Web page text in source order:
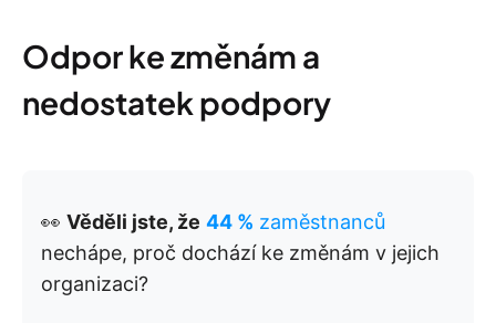
Odpor ke změnám a
nedostatek podpory
👀 Věděli jste, že 44 % zaměstnanců
nechápe, proč dochází ke změnám v jejich
organizaci?